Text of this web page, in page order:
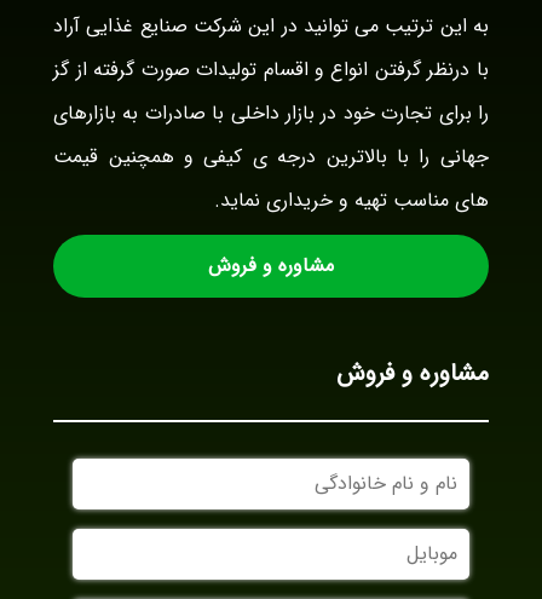
به این ترتیب می توانید در این شرکت صنایع غذایی آراد
با درنظر گرفتن انواع و اقسام تولیدات صورت گرفته از گز
را برای تجارت خود در بازار داخلی با صادرات به بازارهای
جهانی را با بالاترین درجه ی کیفی و همچنین قیمت
های مناسب تهیه و خریداری نماید.
مشاوره و فروش
مشاوره و فروش
نام
و
نام
خانوادگی
موبایل